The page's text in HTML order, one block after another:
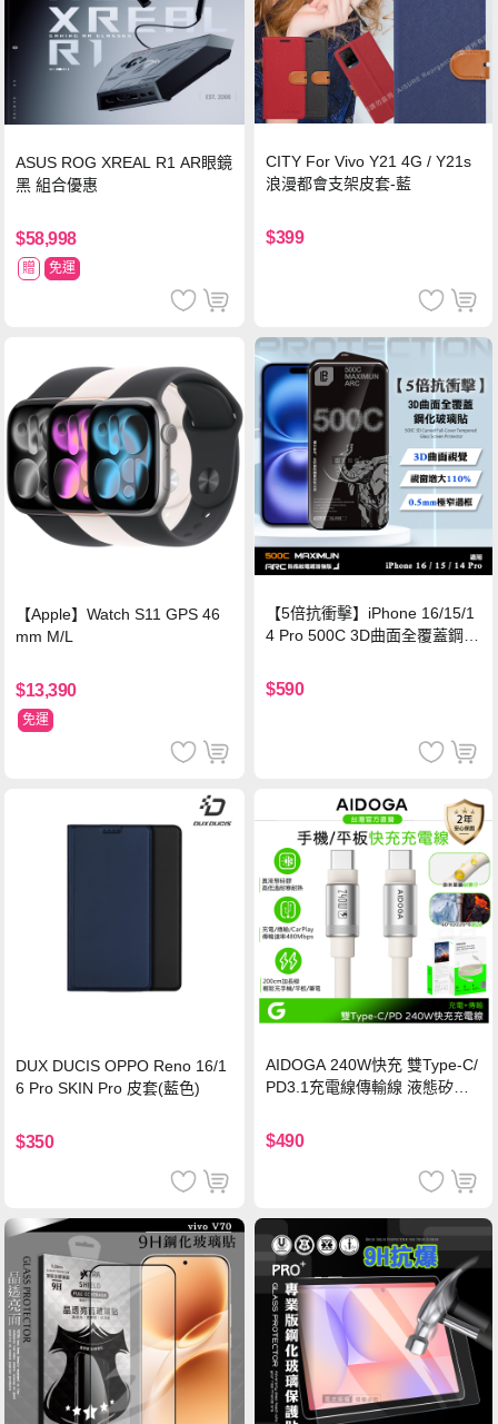
ASUS ROG XREAL R1 AR眼鏡
黑 組合優惠
$58,998
贈 免運
CITY For Vivo Y21 4G / Y21s
浪漫都會支架皮套-藍
$399
【Apple】Watch S11 GPS 46
mm M/L
$13,390
免運
【5倍抗衝擊】iPhone 16/15/1
4 Pro 500C 3D曲面全覆蓋鋼化
保護貼
$590
DUX DUCIS OPPO Reno 16/1
6 Pro SKIN Pro 皮套(藍色)
$350
AIDOGA 240W快充 雙Type-C/
PD3.1充電線傳輸線 液態矽膠
機/平板/筆電
$490